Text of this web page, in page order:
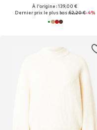
À l'origine : 139,00 €
Dernier prix le plus bas :52,20 €-4%